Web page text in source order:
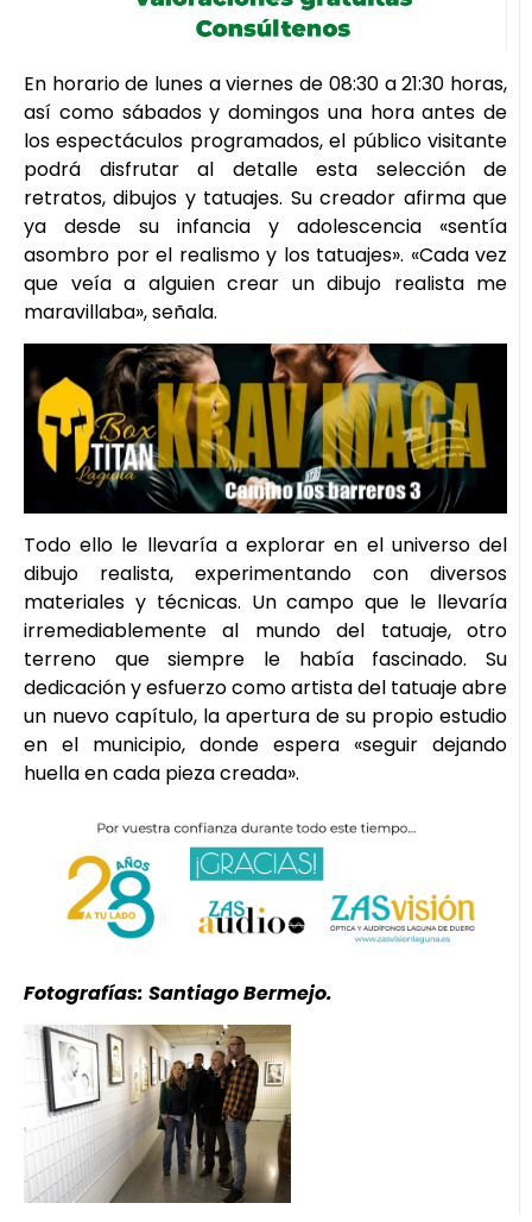
En horario de lunes a viernes de 08:30 a 21:30 horas,
así como sábados y domingos una hora antes de
los espectáculos programados, el público visitante
podrá disfrutar al detalle esta selección de
retratos, dibujos y tatuajes. Su creador afirma que
ya desde su infancia y adolescencia «sentía
asombro por el realismo y los tatuajes». «Cada vez
que veía a alguien crear un dibujo realista me
maravillaba», señala.
Todo ello le llevaría a explorar en el universo del
dibujo realista, experimentando con diversos
materiales y técnicas. Un campo que le llevaría
irremediablemente al mundo del tatuaje, otro
terreno que siempre le había fascinado. Su
dedicación y esfuerzo como artista del tatuaje abre
un nuevo capítulo, la apertura de su propio estudio
en el municipio, donde espera «seguir dejando
huella en cada pieza creada».
Fotografías: Santiago Bermejo.